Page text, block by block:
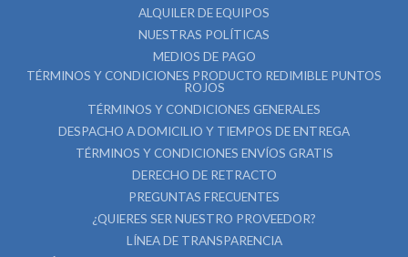
ALQUILER DE EQUIPOS
NUESTRAS POLÍTICAS
MEDIOS DE PAGO
TÉRMINOS Y CONDICIONES PRODUCTO REDIMIBLE PUNTOS
ROJOS
TÉRMINOS Y CONDICIONES GENERALES
DESPACHO A DOMICILIO Y TIEMPOS DE ENTREGA
TÉRMINOS Y CONDICIONES ENVÍOS GRATIS
DERECHO DE RETRACTO
PREGUNTAS FRECUENTES
¿QUIERES SER NUESTRO PROVEEDOR?
LÍNEA DE TRANSPARENCIA